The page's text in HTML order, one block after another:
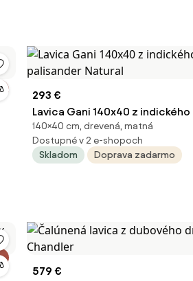
293 €
Lavica Gani 140x40 z indického
palisander Natural
140×40 cm, drevená, matná
Dostupné v 2 e-shopoch
Skladom
Doprava zadarmo
579 €